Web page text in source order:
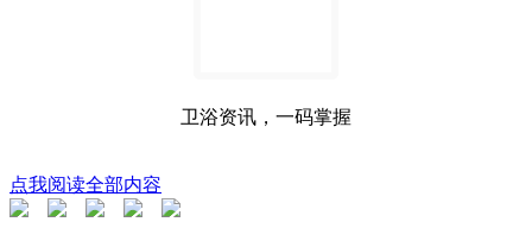
卫浴资讯，一码掌握
点我阅读全部内容